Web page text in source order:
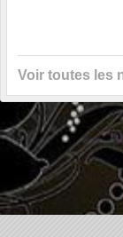
Voir toutes les